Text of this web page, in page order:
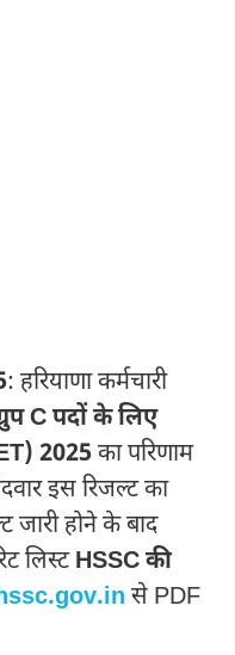
: हरियाणा कर्मचारी
C पदों के लिए
2025का परिणाम
इस रिजल्ट का
जारी होने के बाद
लिस्टHSSC की
से PDF